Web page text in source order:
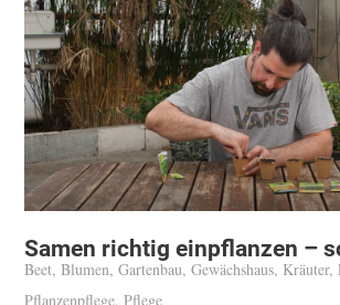
Samen richtig einpflanzen –
Beet,Blumen,Gartenbau,Gewächshaus, Kräuter,
Pflanzenpflege,Pflege